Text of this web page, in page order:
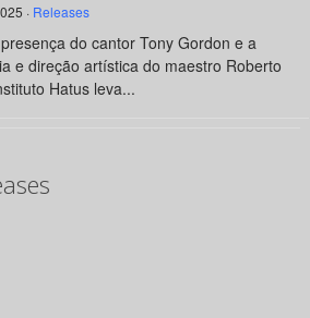
· Releases
do cantor Tony Gordon e a
e direção artística do maestro Roberto
Hatus leva...